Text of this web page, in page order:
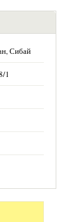
Сибай
1